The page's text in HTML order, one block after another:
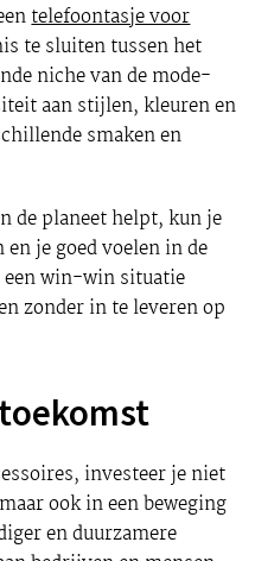
telefoontasje voor
te sluiten tussen het
niche van de mode-
aan stijlen, kleuren en
smaken en
de planeet helpt, kun je
je goed voelen in de
een win-win situatie
zonder in te leveren op
investeer je niet
ook in een beweging
en duurzamere